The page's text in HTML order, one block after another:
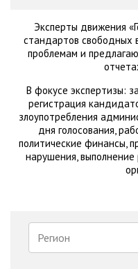
Эксперты движения
стандартов свободных
проблемам и
В фокусе экспертизы:
регистрация
злоупотребления
дня голосования,
политические финансы,
нарушения,
Регион